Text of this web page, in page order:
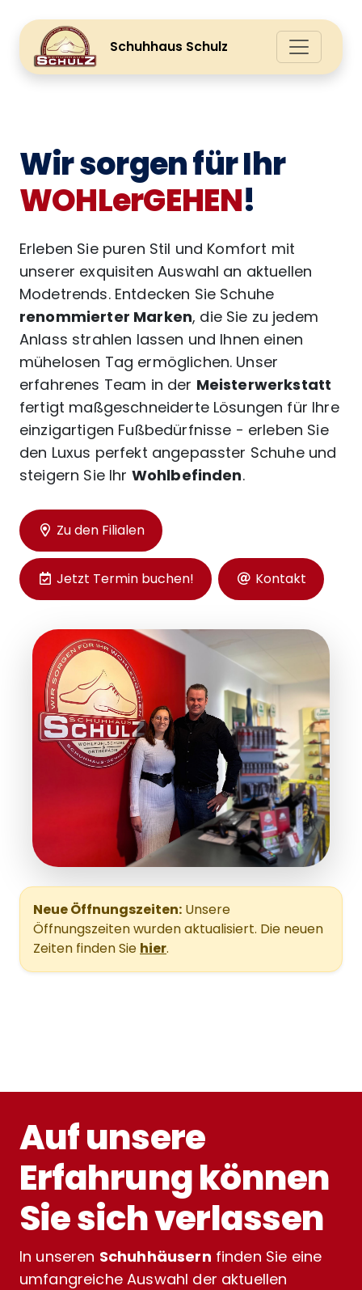
Schuhhaus Schulz
Wir sorgen für Ihr
WOHLerGEHEN!
Erleben Sie puren Stil und Komfort mit
unserer exquisiten Auswahl an aktuellen
Modetrends. Entdecken Sie Schuhe
renommierter Marken, die Sie zu jedem
Anlass strahlen lassen und Ihnen einen
mühelosen Tag ermöglichen. Unser
erfahrenes Team in der Meisterwerkstatt
fertigt maßgeschneiderte Lösungen für Ihre
einzigartigen Fußbedürfnisse - erleben Sie
den Luxus perfekt angepasster Schuhe und
steigern Sie Ihr Wohlbefinden.
Zu den Filialen
Jetzt Termin buchen! Kontakt
Neue Öffnungszeiten: Unsere
Öffnungszeiten wurden aktualisiert. Die neuen
Zeiten finden Sie hier.
Auf unsere
Erfahrung können
Sie sich verlassen
In unseren Schuhhäusern finden Sie eine
umfangreiche Auswahl der aktuellen